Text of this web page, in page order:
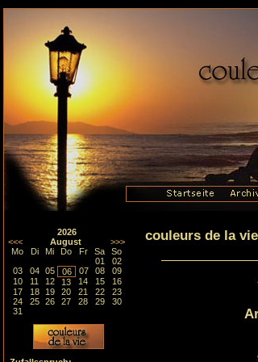
2026
<<<
August
>>>
Mo
Di Mi Do Fr Sa
So
01
02
03
04 05 06 07 08
09
10
11 12 13 14 15
16
17
18 19 20 21 22
23
24
25 26 27 28 29
30
31
couleurs de la